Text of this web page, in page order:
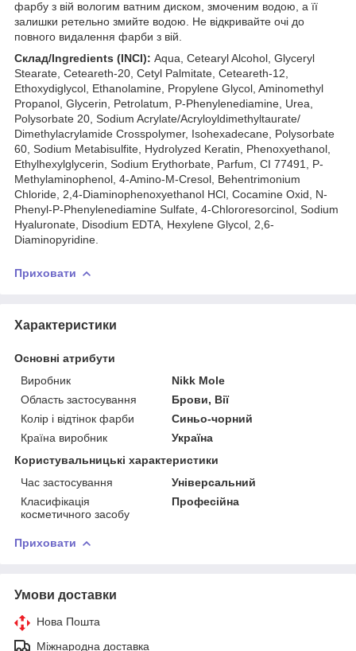
фарбу з вій вологим ватним диском, змоченим водою, а її
залишки ретельно змийте водою. Не відкривайте очі до
повного видалення фарби з вій.
Склад/Ingredients (INCI): Aqua, Cetearyl Alcohol, Glyceryl
Stearate, Ceteareth-20, Cetyl Palmitate, Ceteareth-12,
Ethoxydiglycol, Ethanolamine, Propylene Glycol, Aminomethyl
Propanol, Glycerin, Petrolatum, P-Phenylenediamine, Urea,
Polysorbate 20, Sodium Acrylate/Acryloyldimethyltaurate/
Dimethylacrylamide Crosspolymer, Isohexadecane, Polysorbate
60, Sodium Metabisulfite, Hydrolyzed Keratin, Phenoxyethanol,
Ethylhexylglycerin, Sodium Erythorbate, Parfum, CI 77491, P-
Methylaminophenоl, 4-Amino-M-Cresol, Behentrimonium
Chloride, 2,4-Diaminophenoxyethanol HCl, Cocamine Oxid, N-
Phenyl-P-Phenylenediamine Sulfate, 4-Chlororesorcinol, Sodium
Hyaluronate, Disodium EDTA, Hexylene Glycol, 2,6-
Diaminopyridine.
Приховати
Характеристики
Основні атрибути
Виробник
Nikk Mole
Область застосування
Брови, Вії
Колір і відтінок фарби
Синьо-чорний
Країна виробник
Україна
Користувальницькі характеристики
Час застосування
Універсальний
Класифікація
косметичного засобу
Професійна
Приховати
Умови доставки
Нова Пошта
Міжнародна доставка